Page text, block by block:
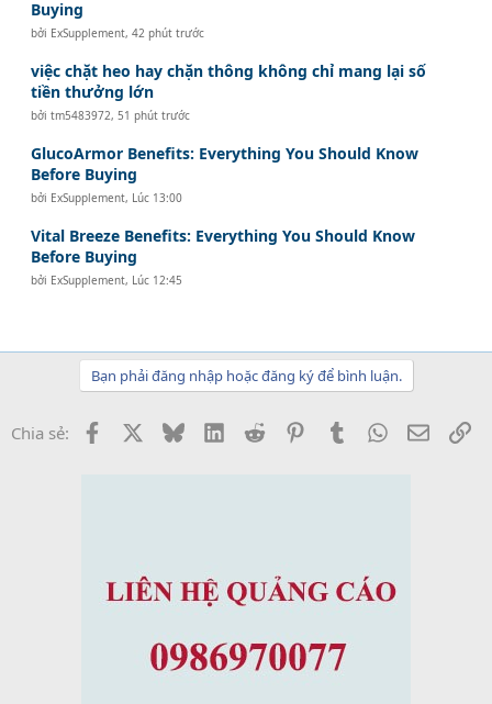
Buying
bởi ExSupplement,42 phút trước
việc chặt heo hay chặn thông không chỉ mang lại số
tiền thưởng lớn
bởitm5483972,51 phút trước
GlucoArmor Benefits: Everything You Should Know
Before Buying
bởi ExSupplement, Lúc 13:00
Vital Breeze Benefits: Everything You Should Know
Before Buying
bởi ExSupplement, Lúc 12:45
Bạn phải đăng nhập hoặc đăng ký để bình luận.
Chia sẻ: Facebook BlueskyLinkedInReddit PinterestTumblrWhatsApp
Email